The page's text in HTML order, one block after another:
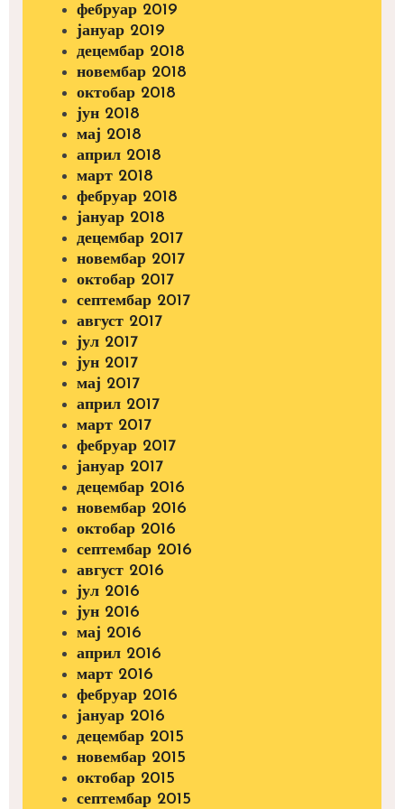
фебруар 2019
јануар 2019
децембар 2018
новембар 2018
октобар 2018
јун 2018
мај 2018
април 2018
март 2018
фебруар 2018
јануар 2018
децембар 2017
новембар 2017
октобар 2017
септембар 2017
август 2017
јул 2017
јун 2017
мај 2017
април 2017
март 2017
фебруар 2017
јануар 2017
децембар 2016
новембар 2016
октобар 2016
септембар 2016
август 2016
јул 2016
јун 2016
мај 2016
април 2016
март 2016
фебруар 2016
јануар 2016
децембар 2015
новембар 2015
октобар 2015
септембар 2015